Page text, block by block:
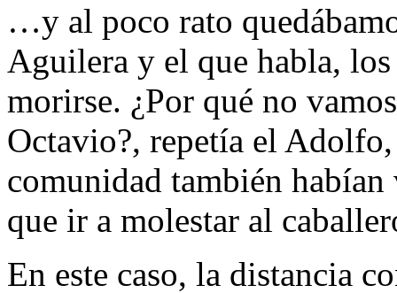
…y al poco rato
Aguilera y el que habla,
morirse. ¿Por qué no
Octavio?, repetía el
comunidad también
que ir a molestar al
En este caso, la distancia